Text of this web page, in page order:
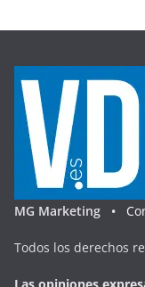
MG Marketing •
Todos los derechos